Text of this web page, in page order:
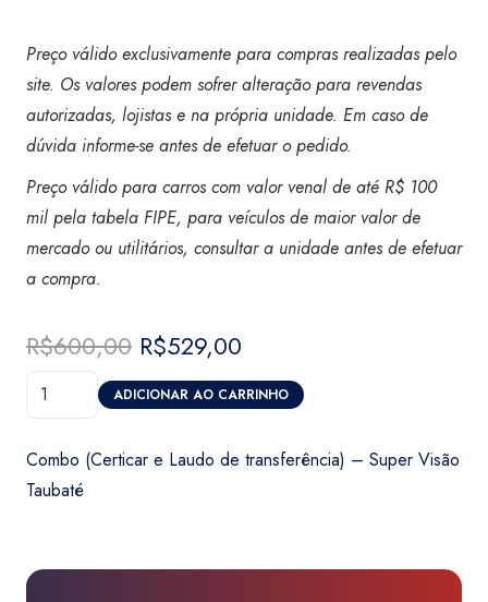
Preço válido exclusivamente para compras realizadas pelo
site. Os valores podem sofrer alteração para revendas
autorizadas, lojistas e na própria unidade. Em caso de
dúvida informe-se antes de efetuar o pedido.
Preço válido para carros com valor venal de até R$ 100
mil pela tabela FIPE, para veículos de maior valor de
mercado ou utilitários, consultar a unidade antes de efetuar
a compra.
R$600,00 O
preço
original
R$600,00.
R$529,00
preço
atual
R$529,00.
Combo
e
Laudo
-
ADICIONAR AO CARRINHO
Combo (Certicar e Laudo de transferência) – Super Visão
Taubaté